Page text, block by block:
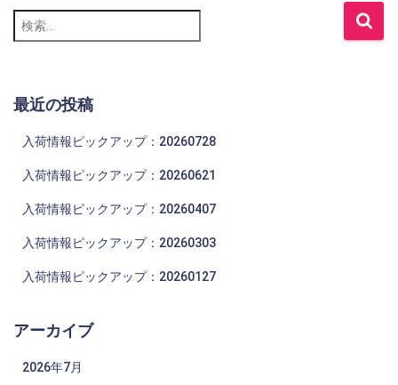
検
索
最近の投稿
入荷情報ピックアップ：20260728
入荷情報ピックアップ：20260621
入荷情報ピックアップ：20260407
入荷情報ピックアップ：20260303
入荷情報ピックアップ：20260127
アーカイブ
2026年7月